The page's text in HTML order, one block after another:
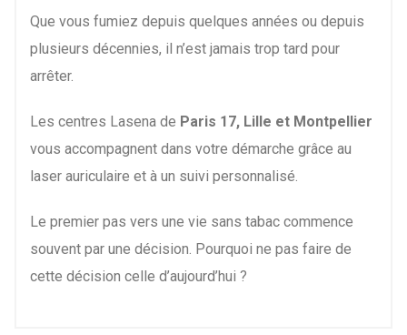
Que vous fumiez depuis quelques années ou depuis
plusieurs décennies, il n’est jamais trop tard pour
arrêter.
Les centres Lasena de Paris 17, Lille et Montpellier
vous accompagnent dans votre démarche grâce au
laser auriculaire et à un suivi personnalisé.
Le premier pas vers une vie sans tabac commence
souvent par une décision. Pourquoi ne pas faire de
cette décision celle d’aujourd’hui ?